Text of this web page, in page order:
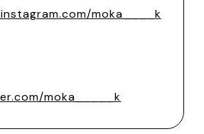
moka____k
moka_____k